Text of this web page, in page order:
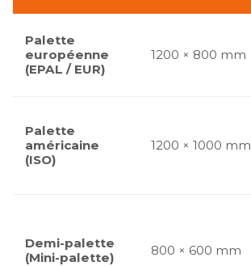
Palette
européenne
(EPAL / EUR)
1200 × 800 mm
Palette
américaine
(ISO)
1200 × 1000 mm
Demi-palette
(Mini-palette)
800 × 600 mm